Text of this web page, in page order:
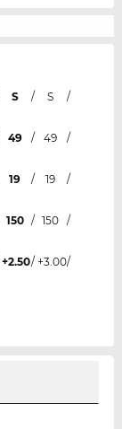
S / S
/
49 / 49
/
19 / 19
/
150 / 150 /
+2.50/ +3.00/